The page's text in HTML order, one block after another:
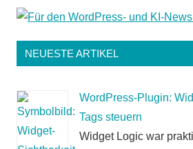
NEUESTE ARTIKEL
WordPress-Plugin:
Tags steuern
Widget Logic war